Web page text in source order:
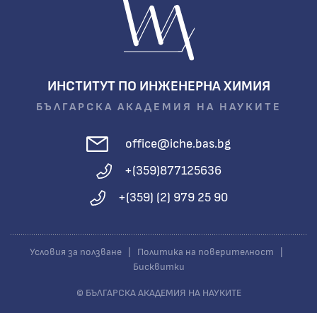
ИНСТИТУТ ПО ИНЖЕНЕРНА ХИМИЯ
БЪЛГАРСКА АКАДЕМИЯ НА НАУКИТЕ
office@iche.bas.bg
+(359)877125636
+(359) (2) 979 25 90
Условия за ползване Политика на поверителност
Бисквитки
© БЪЛГАРСКА АКАДЕМИЯ НА НАУКИТЕ